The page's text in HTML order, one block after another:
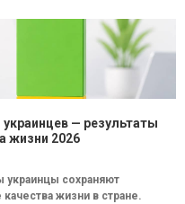
— результаты
жизни 2026
украинцы сохраняют
жизни в стране.